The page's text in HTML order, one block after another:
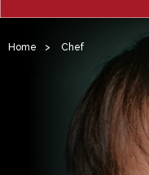
Home > Chef